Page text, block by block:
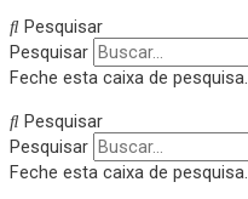
Pesquisar
Pesquisar
Feche esta caixa de pesquisa.
Pesquisar
Pesquisar
Feche esta caixa de pesquisa.